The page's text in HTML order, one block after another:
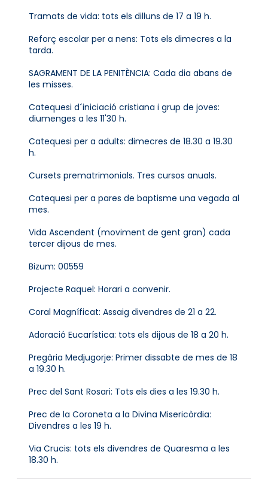
Tramats de vida: tots els dilluns de 17 a 19 h.
Reforç escolar per a nens: Tots els dimecres a la
tarda.
SAGRAMENT DE LA PENITÈNCIA: Cada dia abans de
les misses.
Catequesi d´iniciació cristiana i grup de joves:
diumenges a les 11'30 h.
Catequesi per a adults: dimecres de 18.30 a 19.30
h.
Cursets prematrimonials. Tres cursos anuals.
Catequesi per a pares de baptisme una vegada al
mes.
Vida Ascendent (moviment de gent gran) cada
tercer dijous de mes.
Bizum: 00559
Projecte Raquel: Horari a convenir.
Coral Magníficat: Assaig divendres de 21 a 22.
Adoració Eucarística: tots els dijous de 18 a 20 h.
Pregària Medjugorje: Primer dissabte de mes de 18
a 19.30 h.
Prec del Sant Rosari: Tots els dies a les 19.30 h.
Prec de la Coroneta a la Divina Misericòrdia:
Divendres a les 19 h.
Via Crucis: tots els divendres de Quaresma a les
18.30 h.